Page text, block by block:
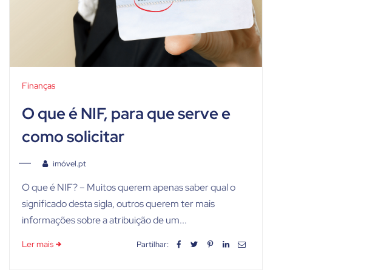
Finanças
O que é NIF, para que serve e
como solicitar
imóvel.pt
O que é NIF? – Muitos querem apenas saber qual o
significado desta sigla, outros querem ter mais
informações sobre a atribuição de um...
Ler mais Partilhar: